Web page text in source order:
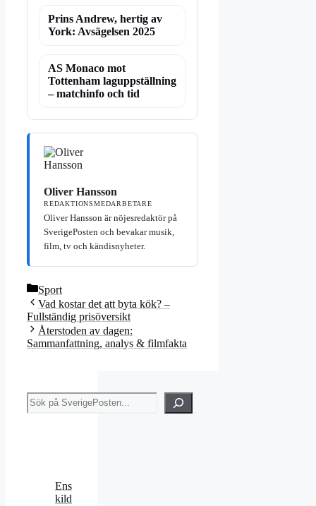
Prins Andrew, hertig av
York: Avsägelsen 2025
AS Monaco mot
Tottenham laguppställning
– matchinfo och tid
Oliver Hansson
REDAKTIONSMEDARBETARE
Oliver Hansson är nöjesredaktör på
SverigePosten och bevakar musik,
film, tv och kändisnyheter.
Kategorier
Sport
Vad kostar det att byta kök? –
Fullständig prisöversikt
Återstoden av dagen:
Sammanfattning, analys & filmfakta
Sök
Ens
kild